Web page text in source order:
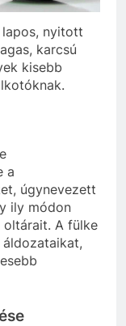
lapos, nyitott
karcsú
kisebb
a
úgynevezett
ily módon
A fülke